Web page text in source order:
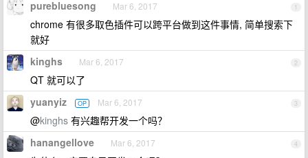
1
purebluesong Mar 6, 2017
chrome 有很多取色插件可以跨平台做到这件事情, 简单搜索下
就好
2
kinghs Mar 6, 2017
QT 就可以了
3
yuanyiz OP Mar 6, 2017
@kinghs 有兴趣帮开发一个吗？
4
hanangellove Mar 6, 2017